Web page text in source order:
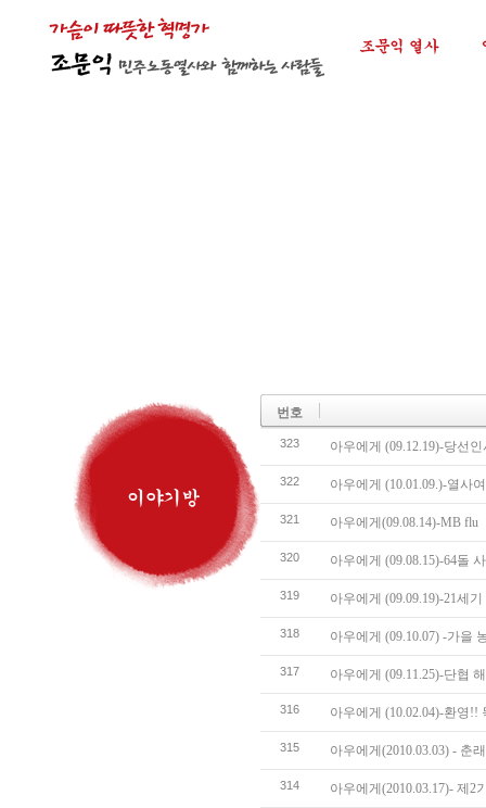
번호
323 아우에게 (09.12.19)-당선
322 아우에게 (10.01.09.)-열사
321 아우에게(09.08.14)-MB flu
320 아우에게 (09.08.15)-64돌
319 아우에게 (09.09.19)-21세
318 아우에게 (09.10.07) -가을
317 아우에게 (09.11.25)-단협
316 아우에게 (10.02.04)-환영
315 아우에게(2010.03.03) - 춘
314 아우에게(2010.03.17)- 제2